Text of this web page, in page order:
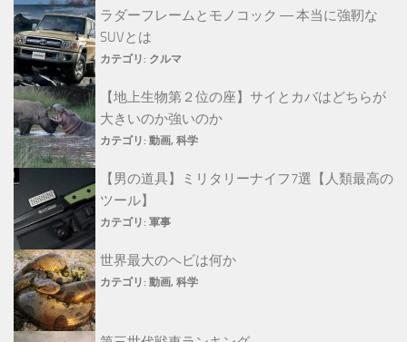
ラダーフレームとモノコック ― 本当に強靭な
SUVとは
カテゴリ: クルマ
【地上生物第２位の座】サイとカバはどちらが
大きいのか強いのか
カテゴリ: 動画, 科学
【男の道具】ミリタリーナイフ7選【人類最高の
ツール】
カテゴリ: 軍事
世界最大のヘビは何か
カテゴリ: 動画, 科学